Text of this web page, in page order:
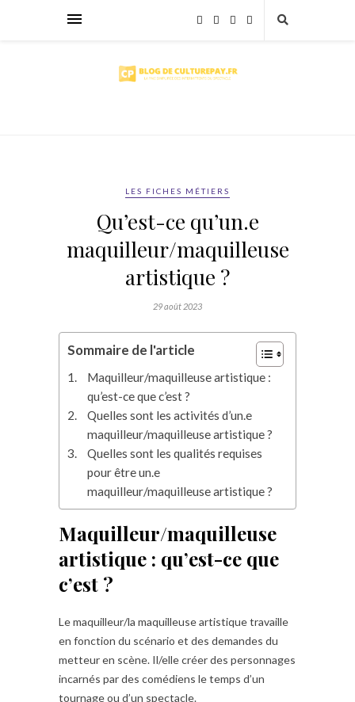
LES FICHES MÉTIERS
Qu’est-ce qu’un.e
maquilleur/maquilleuse
artistique ?
29 août 2023
Sommaire de l'article
Maquilleur/maquilleuse artistique :
qu’est-ce que c’est ?
Quelles sont les activités d’un.e
maquilleur/maquilleuse artistique ?
Quelles sont les qualités requises
pour être un.e
maquilleur/maquilleuse artistique ?
Maquilleur/maquilleuse
artistique : qu’est-ce que
c’est ?
Le maquilleur/la maquilleuse artistique travaille
en fonction du scénario et des demandes du
metteur en scène. Il/elle créer des personnages
incarnés par des comédiens le temps d’un
tournage ou d’un spectacle.